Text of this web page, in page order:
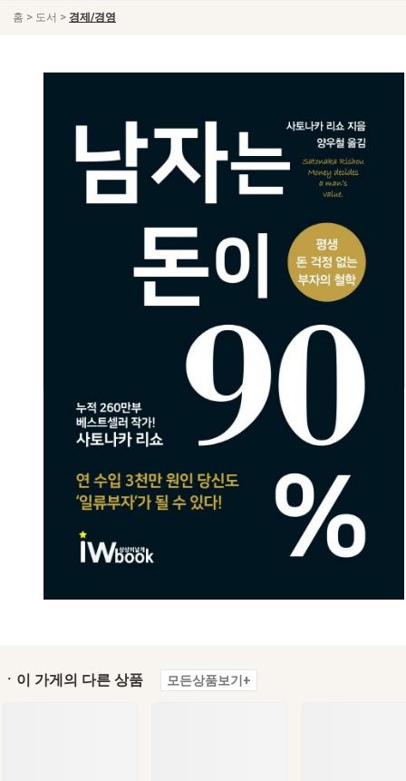
홈 > 도서 > 경제/경영
ㆍ이 가게의 다른 상품 모든상품보기+